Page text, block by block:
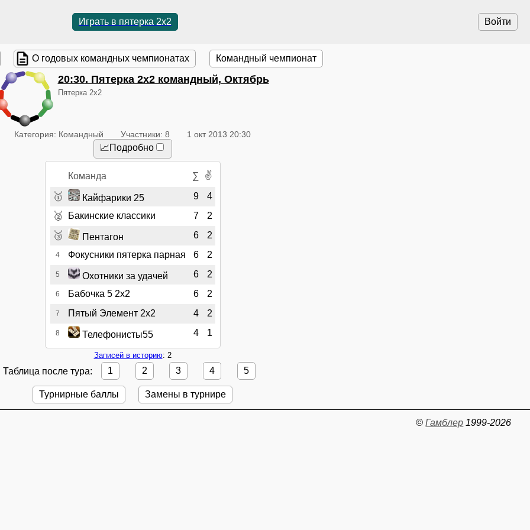
Войти
Играть в пятерка 2x2
О годовых командных чемпионатах Командный чемпионат
20:30. Пятерка 2x2 командный, Октябрь
Пятерка 2x2
Категория: Командный Участники: 8 1 окт 2013 20:30
📈Подробно
Команда ∑ ✌
🥇 Кайфарики 25 9 4
🥈 Бакинские классики 7 2
🥉 Пентагон 6 2
4 Фокусники пятерка парная 6 2
5 Охотники за удачей 6 2
6 Бабочка 5 2х2 6 2
7 Пятый Элемент 2х2 4 2
8 Телефонисты55 4 1
Записей в историю: 2
Таблица после тура: 1 2 3 4 5
Турнирные баллы Замены в турнире
©Гамблер 1999-2026